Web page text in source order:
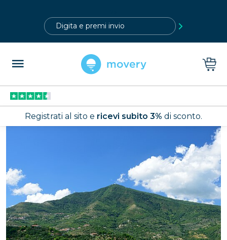
Registrati al sito e ricevi subito 3% di sconto.